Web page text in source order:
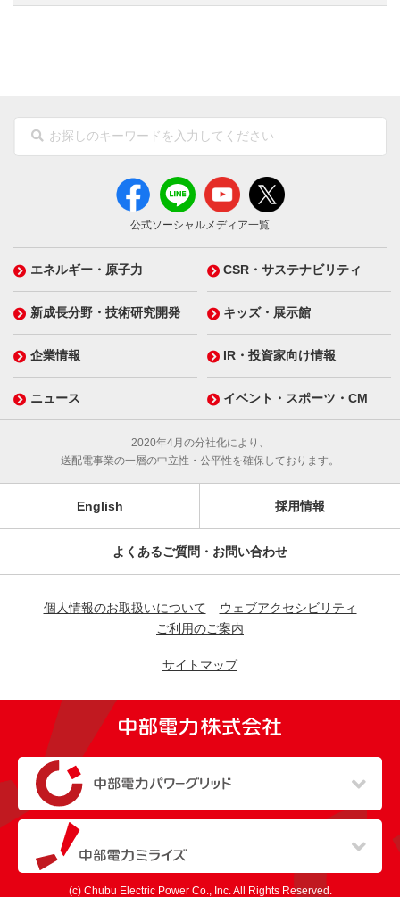
公式ソーシャルメディア一覧
エネルギー・原子力 CSR・サステナビリティ
新成長分野・技術研究開発 キッズ・展示館
企業情報 IR・投資家向け情報
ニュース イベント・スポーツ・CM
2020年4月の分社化により、
送配電事業の一層の中立性・公平性を確保しております。
English 採用情報
よくあるご質問・お問い合わせ
個人情報のお取扱いについて
ウェブアクセシビリティ
ご利用のご案内
サイトマップ
（新しいウィンドウを開きます）
（新しいウィンドウを開きます）
(c) Chubu Electric Power Co., Inc. All Rights Reserved.